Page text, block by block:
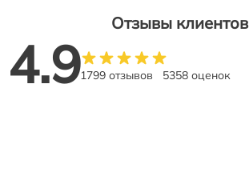
Отзывы клиентов
4.91799 отзывов 5358 оценок